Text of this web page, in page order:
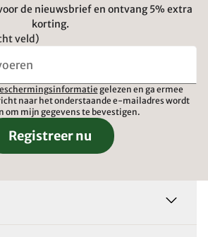
de nieuwsbrief en ontvang 5% extra
korting.
veld)
gelezen en ga ermee
naar het onderstaande e-mailadres wordt
om mijn gegevens te bevestigen.
Registreer nu